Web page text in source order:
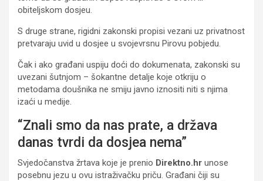
obiteljskom dosjeu.
S druge strane, rigidni zakonski propisi vezani uz privatnost
pretvaraju uvid u dosjee u svojevrsnu Pirovu pobjedu.
Čak i ako građani uspiju doći do dokumenata, zakonski su
uvezani šutnjom – šokantne detalje koje otkriju o
metodama doušnika ne smiju javno iznositi niti s njima
izaći u medije.
“Znali smo da nas prate, a država
danas tvrdi da dosjea nema”
Svjedočanstva žrtava koje je prenio Direktno.hr unose
posebnu jezu u ovu istraživačku priču. Građani čiji su